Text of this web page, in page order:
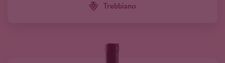
Trebbiano